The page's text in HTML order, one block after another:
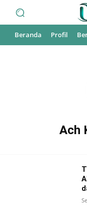
Beranda Profil
Ach